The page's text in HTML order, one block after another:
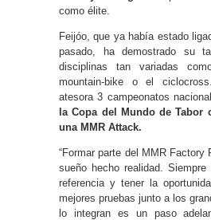
como élite.
Feijóo, que ya había estado
pasado, ha demostrado su
disciplinas tan variadas
mountain-bike o el
atesora 3 campeonatos
la Copa del Mundo de Tabor
una MMR Attack.
“Formar parte del MMR Factory
sueño hecho realidad.
referencia y tener la
mejores pruebas junto a los
lo integran es un paso